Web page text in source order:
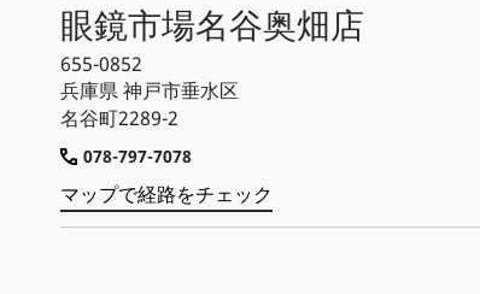
眼鏡市場名谷奥畑店
655-0852
兵庫県神戸市垂水区
名谷町2289-2
078-797-7078
マップで経路をチェック